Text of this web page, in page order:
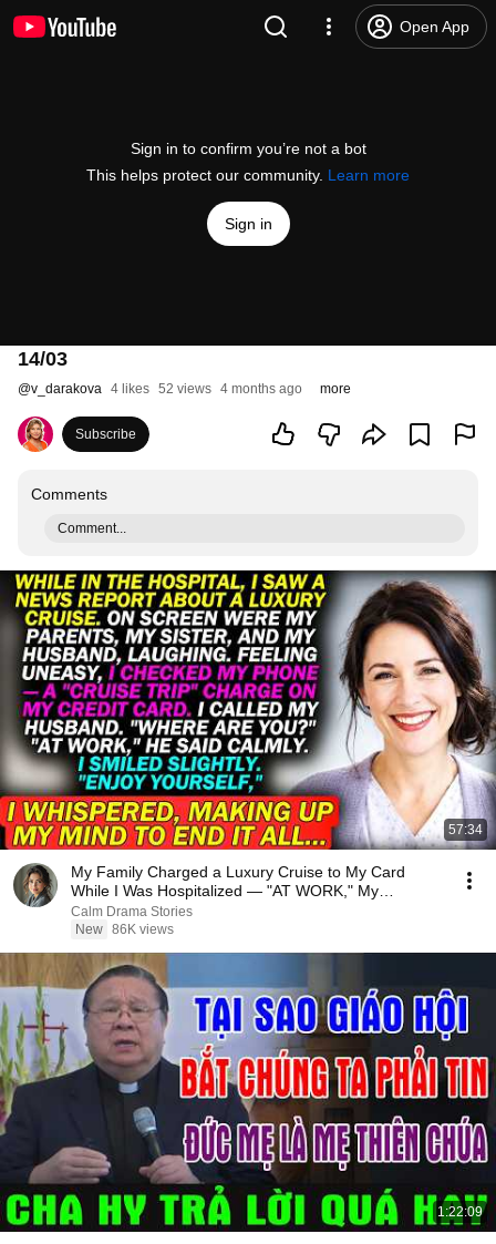
Open App
Sign in to confirm you’re not a bot
This helps protect our community. Learn more
Sign in
14/03
@v_darakova 4 likes 52 views 4 months ago more
Subscribe
Comments
Comment...
57:34
My Family Charged a Luxury Cruise to My Card
While I Was Hospitalized — "AT WORK," My
Husband Said..
Calm Drama Stories
New 86K views
1:22:09